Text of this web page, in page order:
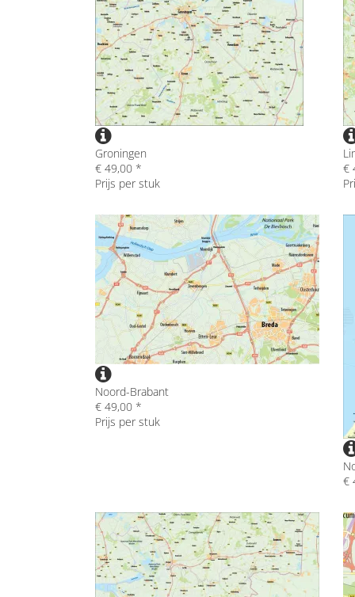
Groningen
€ 49,00 *
Prijs per stuk
€
Noord-Brabant
€ 49,00 *
Prijs per stuk
€